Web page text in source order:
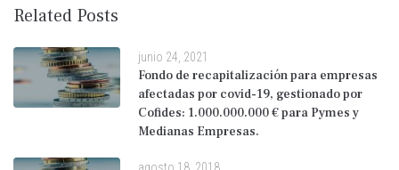
Related Posts
junio 24, 2021
Fondo de recapitalización para empresas
afectadas por covid-19, gestionado por
Cofides: 1.000.000.000 € para Pymes y
Medianas Empresas.